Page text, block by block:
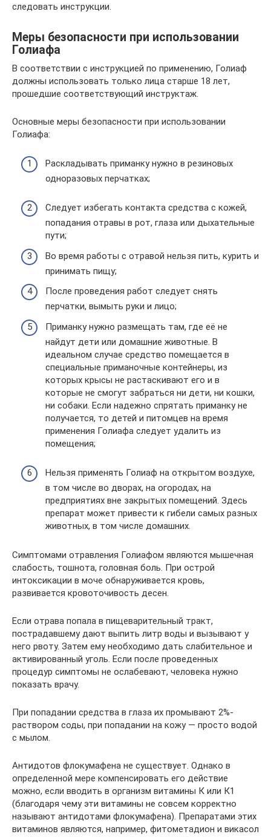
следовать инструкции.
Меры безопасности при использовании
Голиафа
В соответствии с инструкцией по применению, Голиаф
должны использовать только лица старше 18 лет,
прошедшие соответствующий инструктаж.
Основные меры безопасности при использовании
Голиафа:
Раскладывать приманку нужно в резиновых
одноразовых перчатках;
Следует избегать контакта средства с кожей,
попадания отравы в рот, глаза или дыхательные
пути;
Во время работы с отравой нельзя пить, курить и
принимать пищу;
После проведения работ следует снять
перчатки, вымыть руки и лицо;
Приманку нужно размещать там, где её не
найдут дети или домашние животные. В
идеальном случае средство помещается в
специальные приманочные контейнеры, из
которых крысы не растаскивают его и в
которые не смогут забраться ни дети, ни кошки,
ни собаки. Если надежно спрятать приманку не
получается, то детей и питомцев на время
применения Голиафа следует удалить из
помещения;
Нельзя применять Голиаф на открытом воздухе,
в том числе во дворах, на огородах, на
предприятиях вне закрытых помещений. Здесь
препарат может привести к гибели самых разных
животных, в том числе домашних.
Симптомами отравления Голиафом являются мышечная
слабость, тошнота, головная боль. При острой
интоксикации в моче обнаруживается кровь,
развивается кровоточивость десен.
Если отрава попала в пищеварительный тракт,
пострадавшему дают выпить литр воды и вызывают у
него рвоту. Затем ему необходимо дать слабительное и
активированный уголь. Если после проведенных
процедур симптомы не ослабевают, человека нужно
показать врачу.
При попадании средства в глаза их промывают 2%-
раствором соды, при попадании на кожу — просто водой
с мылом.
Антидотов флокумафена не существует. Однако в
определенной мере компенсировать его действие
можно, если вводить в организм витамины К или К1
(благодаря чему эти витамины не совсем корректно
называют антидотами флокумафена). Препаратами этих
витаминов являются, например, фитометадион и викасол